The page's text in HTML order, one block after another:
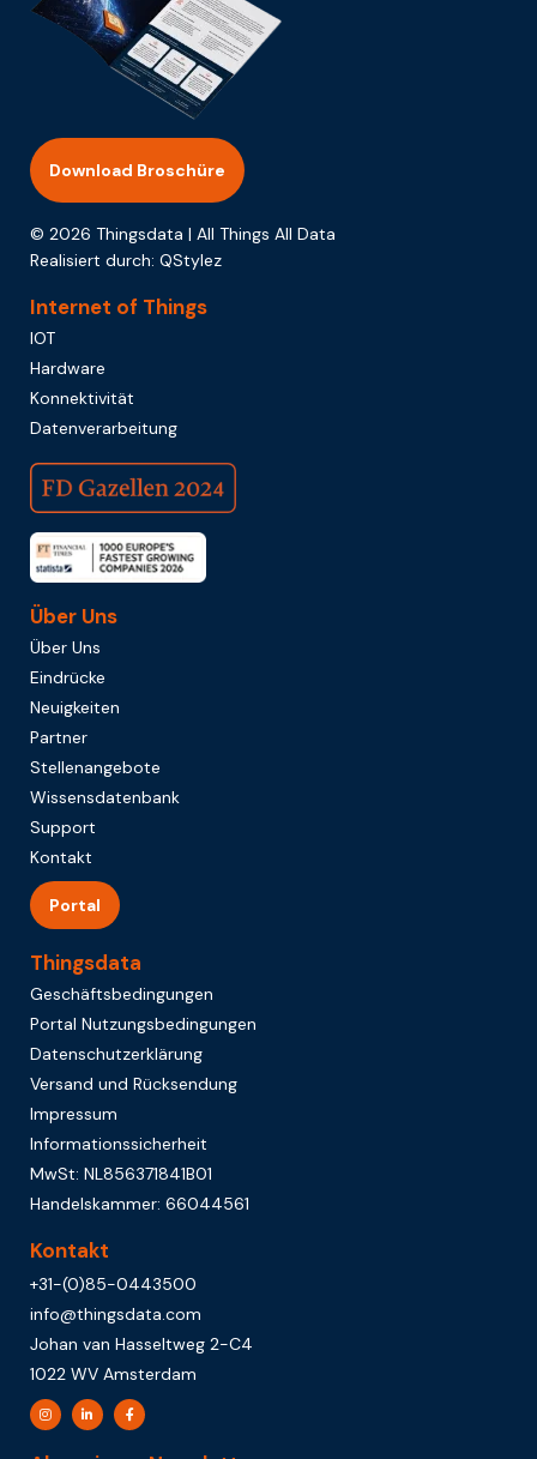
Download Broschüre
© 2026 Thingsdata | All Things All Data
Realisiert durch: QStylez
Internet of Things
IOT
Hardware
Konnektivität
Datenverarbeitung
Über Uns
Über Uns
Eindrücke
Neuigkeiten
Partner
Stellenangebote
Wissensdatenbank
Support
Kontakt
Portal
Thingsdata
Geschäftsbedingungen
Portal Nutzungsbedingungen
Datenschutzerklärung
Versand und Rücksendung
Impressum
Informationssicherheit
MwSt: NL856371841B01
Handelskammer: 66044561
Kontakt
+31-(0)85-0443500
info@thingsdata.com
Johan van Hasseltweg 2-C4
1022 WV Amsterdam